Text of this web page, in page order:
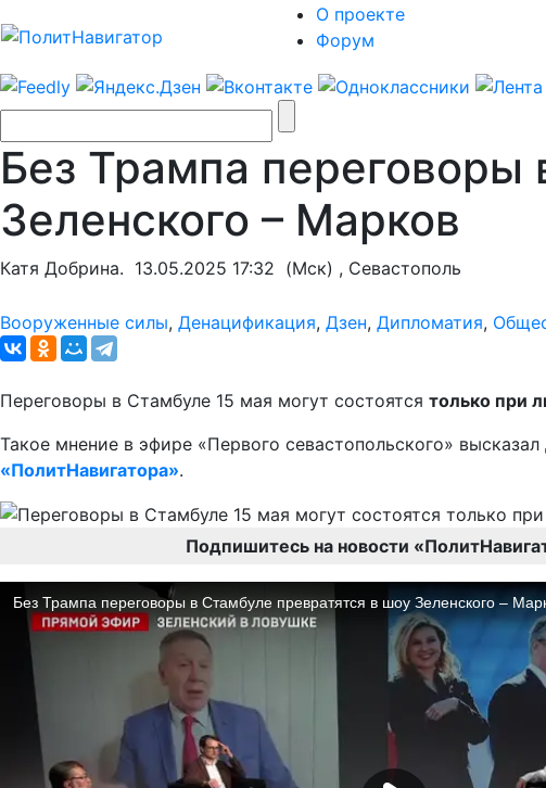
О проекте
Форум
Без Трампа переговоры
Зеленского – Марков
Катя Добрина. 13.05.2025 17:32 (Мск) , Севастополь
Вооруженные силы, Денацификация, Дзен, Дипломатия,
Переговоры в Стамбуле 15 мая могут состоятся только при
Такое мнение в эфире «Первого севастопольского» высказал
«ПолитНавигатора».
Подпишитесь на новости